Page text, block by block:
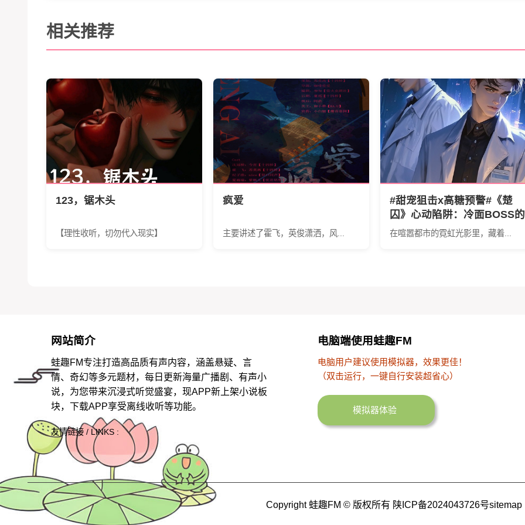
相关推荐
123，锯木头
【理性收听，切勿代入现实】
疯爱
主要讲述了霍飞，英俊潇洒，风...
#甜宠狙击x高糖预警#《楚
囚》心动陷阱：冷面BOSS的
草莓味沦陷日记
在喧嚣都市的霓虹光影里，藏着...
网站简介
蛙趣FM专注打造高品质有声内容，涵盖悬疑、言
情、奇幻等多元题材，每日更新海量广播剧、有声小
说，为您带来沉浸式听觉盛宴，现APP新上架小说板
块，下载APP享受离线收听等功能。
友情链接 / LINKS :
电脑端使用蛙趣FM
电脑用户建议使用模拟器，效果更佳！
（双击运行，一键自行安装超省心）
模拟器体验
Copyright 蛙趣FM © 版权所有 陕ICP备2024043726号sitemap